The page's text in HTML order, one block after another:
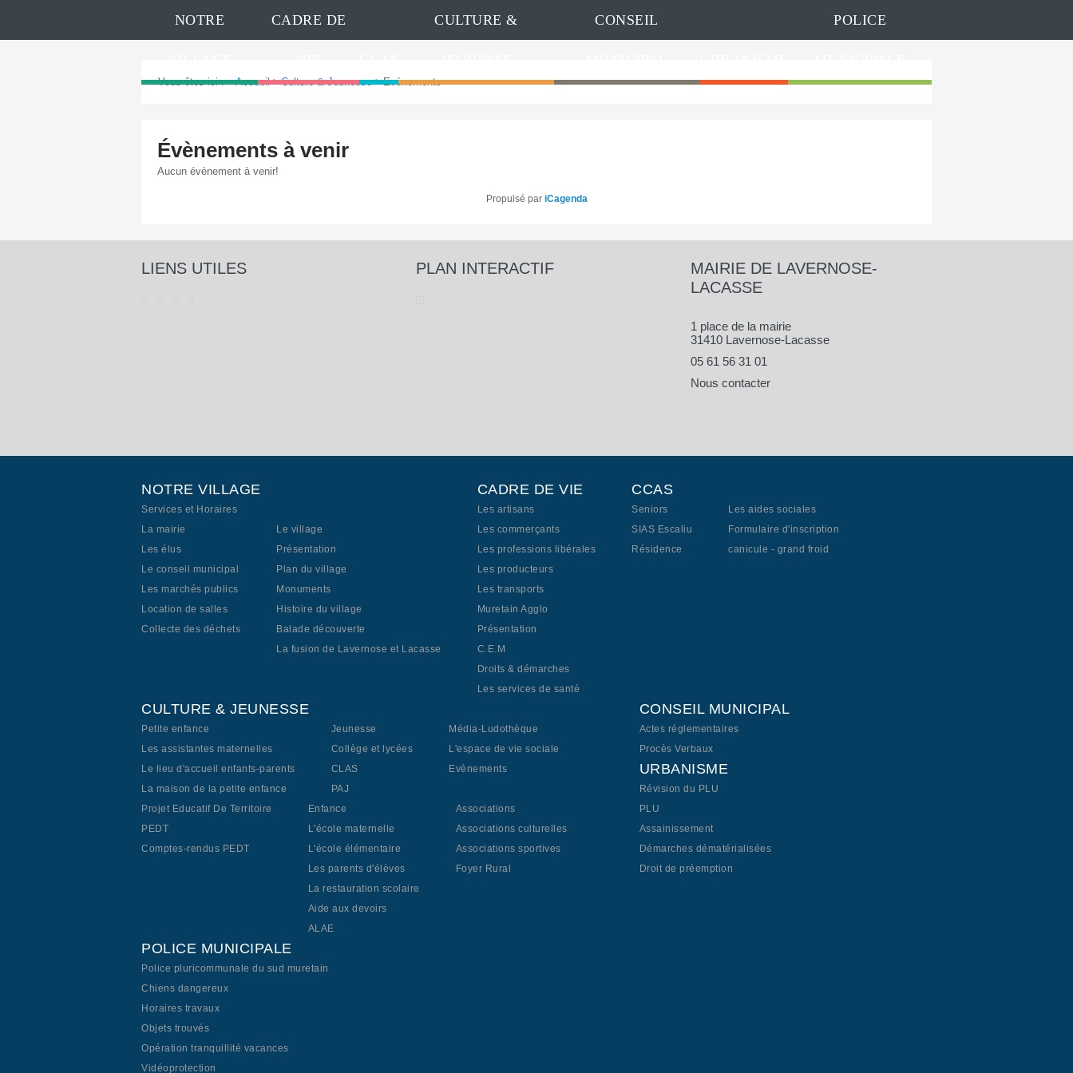
NOTRE CADRE DE CULTURE & CONSEIL POLICE
Vous êtes ici : Accueil>Culture & Jeunesse>Evènements
Évènements à venir
Aucun évènement à venir!
Propulsé par iCagenda
LIENS UTILES PLAN INTERACTIF
MAIRIE DE LAVERNOSE-
LACASSE
1 place de la mairie
31410 Lavernose-Lacasse
05 61 56 31 01
Nous contacter
NOTRE VILLAGE
Services et Horaires
La mairie
Les élus
Le conseil municipal
Les marchés publics
Location de salles
Collecte des déchets
Le village
Présentation
Plan du village
Monuments
Histoire du village
Balade découverte
La fusion de Lavernose et Lacasse
CADRE DE VIE
Les artisans
Les commerçants
Les professions libérales
Les producteurs
Les transports
Muretain Agglo
Présentation
C.E.M
Droits & démarches
Les services de santé
CCAS
Seniors
SIAS Escaliu
Résidence
Les aides sociales
Formulaire d'inscription
canicule - grand froid
CULTURE & JEUNESSE
Petite enfance
Les assistantes maternelles
Le lieu d'accueil enfants-parents
La maison de la petite enfance
Jeunesse
Collège et lycées
CLAS
PAJ
Média-Ludothèque
Projet Educatif De Territoire
PEDT
Comptes-rendus PEDT
Enfance
L'école maternelle
L'école élémentaire
Les parents d'élèves
La restauration scolaire
Aide aux devoirs
ALAE
Associations
Associations culturelles
Associations sportives
Foyer Rural
L'espace de vie sociale
Evènements
CONSEIL MUNICIPAL
Actes réglementaires
Procès Verbaux
URBANISME
Révision du PLU
PLU
Assainissement
Démarches dématérialisées
Droit de préemption
POLICE MUNICIPALE
Police pluricommunale du sud muretain
Chiens dangereux
Horaires travaux
Objets trouvés
Opération tranquillité vacances
Vidéoprotection